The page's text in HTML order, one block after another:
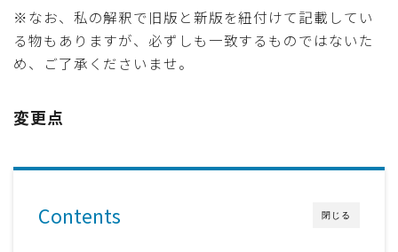
※なお、私の解釈で旧版と新版を紐付けて記載してい
る物もありますが、必ずしも一致するものではないた
め、ご了承くださいませ。
変更点
閉じる
Contents